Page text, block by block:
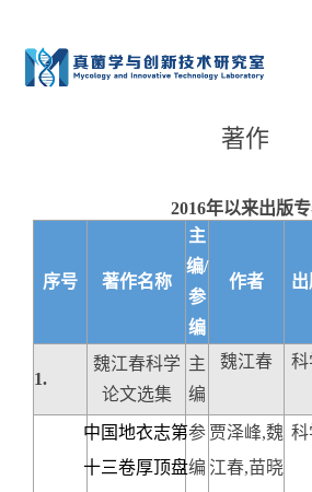
著作
2016年以来出版
序号 著作名称
主
编/
参
编
作者
1.
魏江春科学
论文选集
主
编
魏江春
科
中国地衣志第
十三卷厚顶盘
参
编
贾泽峰,魏
江春,苗晓
科